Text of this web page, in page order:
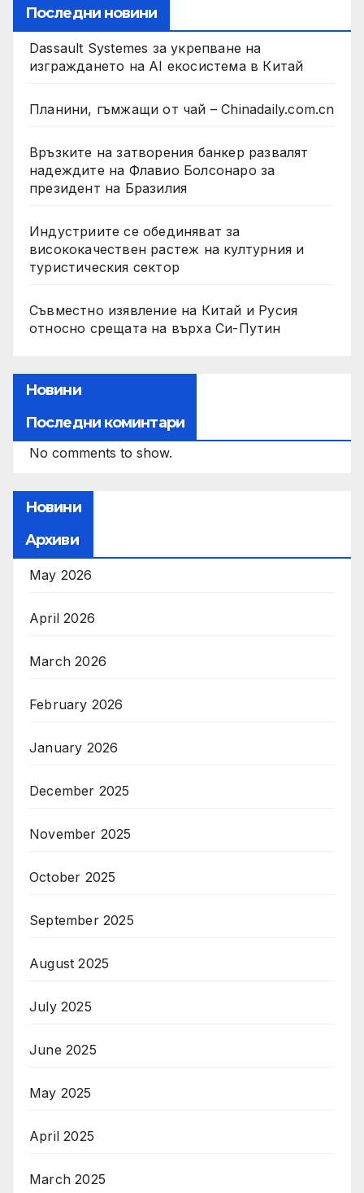
Последни новини
Dassault Systemes за укрепване на
изграждането на AI екосистема в Китай
Планини, гъмжащи от чай – Chinadaily.com.cn
Връзките на затворения банкер развалят
надеждите на Флавио Болсонаро за
президент на Бразилия
Индустриите се обединяват за
висококачествен растеж на културния и
туристическия сектор
Съвместно изявление на Китай и Русия
относно срещата на върха Си-Путин
Новини
Последни коминтари
No comments to show.
Новини
Архиви
May 2026
April 2026
March 2026
February 2026
January 2026
December 2025
November 2025
October 2025
September 2025
August 2025
July 2025
June 2025
May 2025
April 2025
March 2025